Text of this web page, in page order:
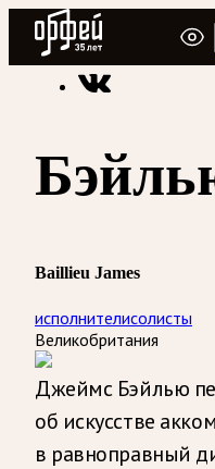
Радио Орфей
Радио классической
Baillieu James
исполнителисолисты
Великобритания
Джеймс Бэйлью
об искусстве
в равноправный